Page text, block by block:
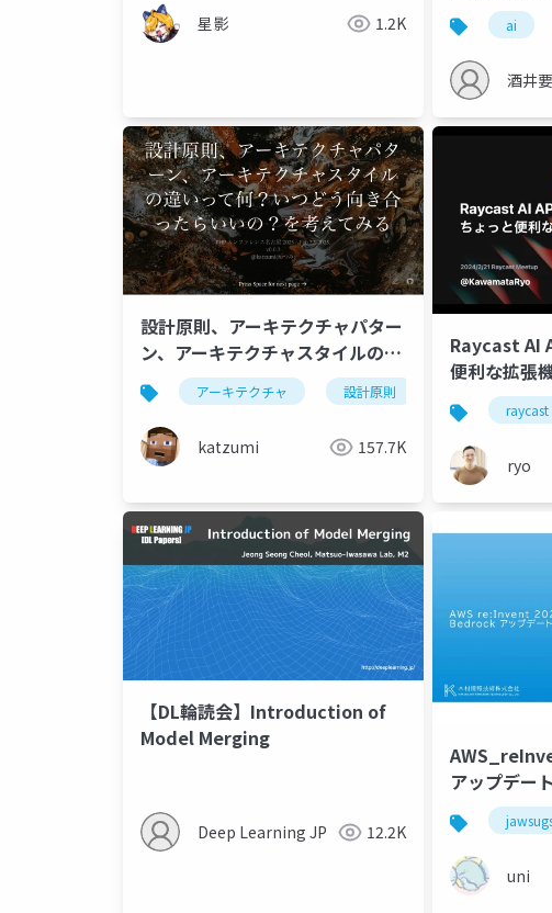
星影 1.2K ai
酒井要
設計原則、アーキテクチャパター
ン、アーキテクチャスタイルの違
いって何？いつどう向き合ったら
いいの？を考えてみる
アーキテクチャ 設計原則
katzumi 157.7K
Raycast AI
便利な拡張
raycast
ryo
【DL輪読会】Introduction of
Model Merging
Deep Learning JP 12.2K
アップデート
uni